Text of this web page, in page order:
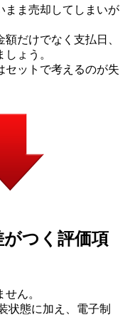
まま売却してしまいが
だけでなく支払日、
ょう。
セットで考えるのが失
つく評価項
ん。
状態に加え、電子制